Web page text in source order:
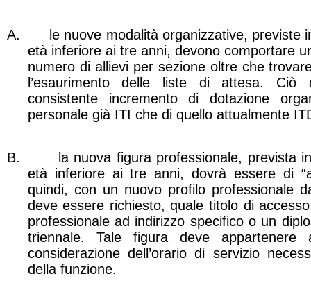
A.
le nuove modalità organizzative, previste
età inferiore ai tre anni, devono comportare
numero di allievi per sezione oltre che
l’esaurimento delle liste di attesa.
consistente incremento di dotazione
personale già ITI che di quello attualmente
B.
la nuova figura professionale, prevista
età inferiore ai tre anni, dovrà essere di
quindi, con un nuovo profilo professionale
deve essere richiesto, quale titolo di
professionale ad indirizzo specifico o un
triennale. Tale figura deve appartenere
considerazione dell’orario di servizio
della funzione.